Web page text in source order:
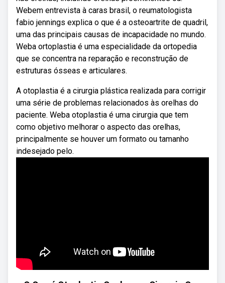
Webem entrevista à caras brasil, o reumatologista
fabio jennings explica o que é a osteoartrite de quadril,
uma das principais causas de incapacidade no mundo.
Weba ortoplastia é uma especialidade da ortopedia
que se concentra na reparação e reconstrução de
estruturas ósseas e articulares.
A otoplastia é a cirurgia plástica realizada para corrigir
uma série de problemas relacionados às orelhas do
paciente. Weba otoplastia é uma cirurgia que tem
como objetivo melhorar o aspecto das orelhas,
principalmente se houver um formato ou tamanho
indesejado pelo.